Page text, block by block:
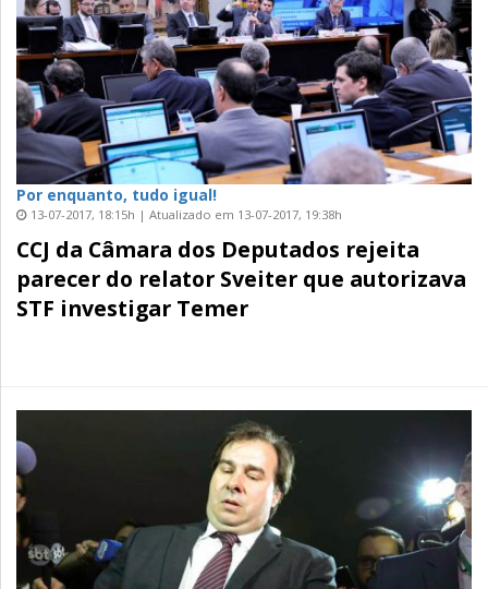
Por enquanto, tudo igual!
13-07-2017, 18:15h | Atualizado em 13-07-2017, 19:38h
CCJ da Câmara dos Deputados rejeita
parecer do relator Sveiter que autorizava
STF investigar Temer